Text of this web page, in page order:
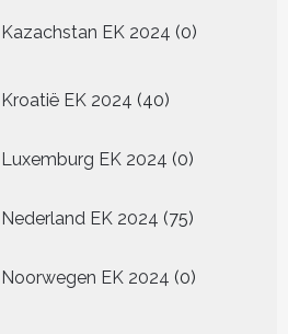
Kazachstan EK 2024 0
producten
Kroatië EK 2024 4040
Luxemburg EK 2024 00
Nederland EK 2024 7575
Noorwegen EK 2024 00